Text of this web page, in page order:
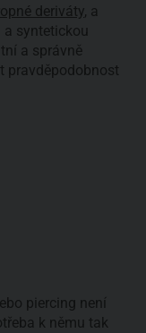
deriváty, a
syntetickou
a správně
pravděpodobnost
piercing není
k němu tak